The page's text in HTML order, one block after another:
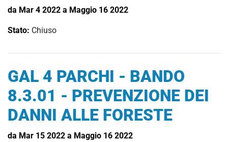
da Mar 4 2022 a Maggio 16 2022
Stato: Chiuso
GAL 4 PARCHI - BANDO
8.3.01 - PREVENZIONE DEI
DANNI ALLE FORESTE
da Mar 15 2022 a Maggio 16 2022